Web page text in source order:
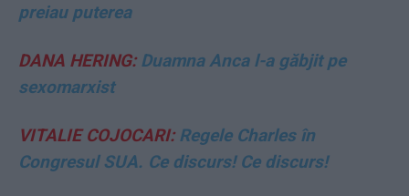
preiau puterea
DANA HERING:Duamna Anca l-a găbjit pe
sexomarxist
VITALIE COJOCARI:Regele Charles în
Congresul SUA. Ce discurs! Ce discurs!